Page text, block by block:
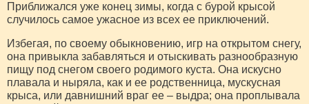
Приближался уже конец зимы, когда с бурой крысой
случилось самое ужасное из всех ее приключений.
Избегая, по своему обыкновению, игр на открытом снегу,
она привыкла забавляться и отыскивать разнообразную
пищу под снегом своего родимого куста. Она искусно
плавала и ныряла, как и ее родственница, мускусная
крыса, или давнишний враг ее – выдра; она проплывала